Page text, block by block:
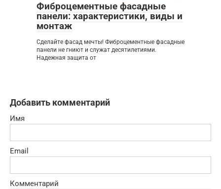
Фиброцементные фасадные
панели: характеристики, виды и
монтаж
Сделайте фасад мечты! Фиброцементные фасадные
панели не гниют и служат десятилетиями.
Надежная защита от
Добавить комментарий
Имя
Email
Комментарий